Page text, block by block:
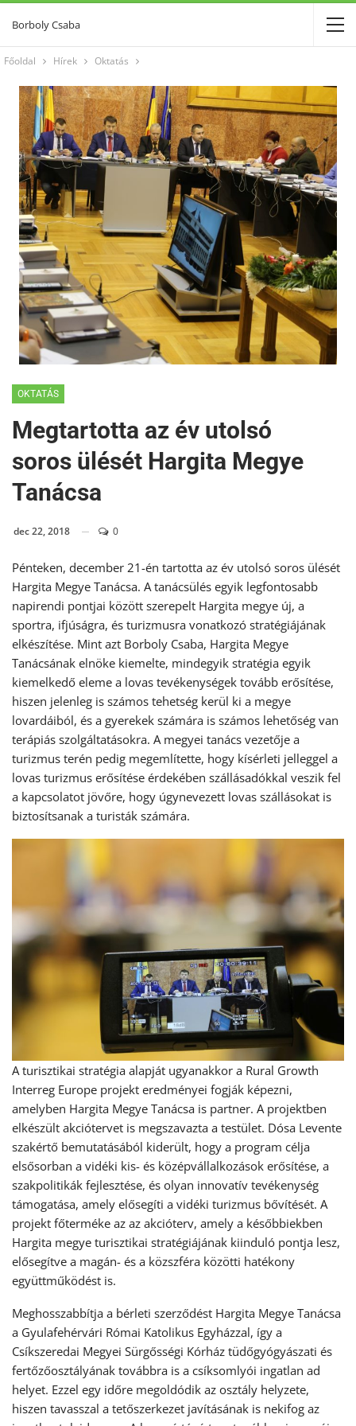
Borboly Csaba
Főoldal Hírek Oktatás
OKTATÁS
Megtartotta az év utolsó
soros ülését Hargita Megye
Tanácsa
dec 22, 2018 0
Pénteken, december 21-én tartotta az év utolsó soros ülését
Hargita Megye Tanácsa. A tanácsülés egyik legfontosabb
napirendi pontjai között szerepelt Hargita megye új, a
sportra, ifjúságra, és turizmusra vonatkozó stratégiájának
elkészítése. Mint azt Borboly Csaba, Hargita Megye
Tanácsának elnöke kiemelte, mindegyik stratégia egyik
kiemelkedő eleme a lovas tevékenységek tovább erősítése,
hiszen jelenleg is számos tehetség kerül ki a megye
lovardáiból, és a gyerekek számára is számos lehetőség van
terápiás szolgáltatásokra. A megyei tanács vezetője a
turizmus terén pedig megemlítette, hogy kísérleti jelleggel a
lovas turizmus erősítése érdekében szállásadókkal veszik fel
a kapcsolatot jövőre, hogy úgynevezett lovas szállásokat is
biztosítsanak a turisták számára.
A turisztikai stratégia alapját ugyanakkor a Rural Growth
Interreg Europe projekt eredményei fogják képezni,
amelyben Hargita Megye Tanácsa is partner. A projektben
elkészült akciótervet is megszavazta a testület. Dósa Levente
szakértő bemutatásából kiderült, hogy a program célja
elsősorban a vidéki kis- és középvállalkozások erősítése, a
szakpolitikák fejlesztése, és olyan innovatív tevékenység
támogatása, amely elősegíti a vidéki turizmus bővítését. A
projekt főterméke az az akcióterv, amely a későbbiekben
Hargita megye turisztikai stratégiájának kiinduló pontja lesz,
elősegítve a magán- és a közszféra közötti hatékony
együttműködést is.
Meghosszabbítja a bérleti szerződést Hargita Megye Tanácsa
a Gyulafehérvári Római Katolikus Egyházzal, így a
Csíkszeredai Megyei Sürgősségi Kórház tüdőgyógyászati és
fertőzőosztályának továbbra is a csíksomlyói ingatlan ad
helyet. Ezzel egy időre megoldódik az osztály helyzete,
hiszen tavasszal a tetőszerkezet javításának is nekifog az